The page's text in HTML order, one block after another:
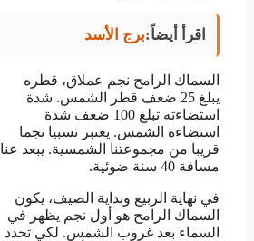
اقرأ أيضاً:برج الأسد
السماك الرامح نجم عملاق، قطره
يبلغ 25 ضعف قطر الشمس. شدة
استضاءته تبلغ 100 ضعف شدة
استضاءة الشمس. يعتبر نسبيا نجما
قريبا من مجموعتنا الشمسية. يبعد عنا
مسافة 40 سنة ضوئية.
في نهاية الربيع وبداية الصيف، يكون
السماك الرامح هو أول نجم يظهر في
السماء بعد غروب الشمس. لكي تحدد